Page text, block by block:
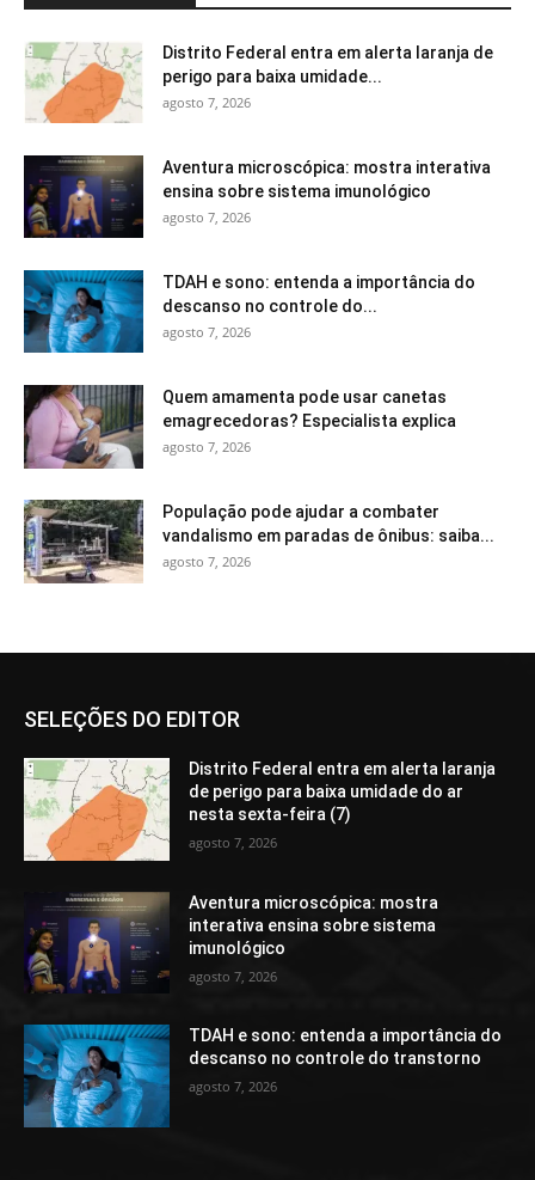
Distrito Federal entra em alerta laranja de
perigo para baixa umidade...
agosto 7, 2026
Aventura microscópica: mostra interativa
ensina sobre sistema imunológico
agosto 7, 2026
TDAH e sono: entenda a importância do
descanso no controle do...
agosto 7, 2026
Quem amamenta pode usar canetas
emagrecedoras? Especialista explica
agosto 7, 2026
População pode ajudar a combater
vandalismo em paradas de ônibus: saiba...
agosto 7, 2026
SELEÇÕES DO EDITOR
Distrito Federal entra em alerta laranja
de perigo para baixa umidade do ar
nesta sexta-feira (7)
agosto 7, 2026
Aventura microscópica: mostra
interativa ensina sobre sistema
imunológico
agosto 7, 2026
TDAH e sono: entenda a importância do
descanso no controle do transtorno
agosto 7, 2026